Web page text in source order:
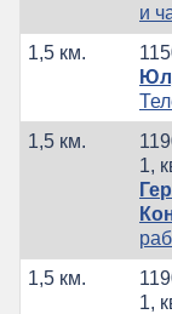
и
1,5 км.
1,5 км.
1,
1,5 км.
1,